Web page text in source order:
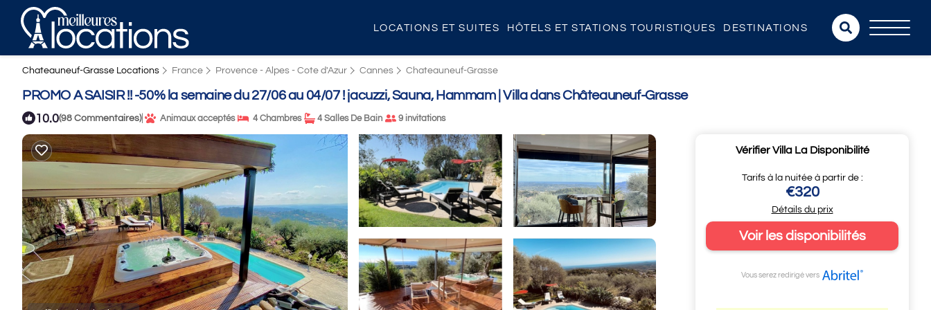
LOCATIONS ET SUITES HÔTELS ET STATIONS TOURISTIQUES DESTINATIONS
Chateauneuf-Grasse Locations France Provence - Alpes - Cote d'Azur Cannes Chateauneuf-Grasse
PROMO A SAISIR !! -50% la semaine du 27/06 au 04/07 ! jacuzzi, Sauna, Hammam | Villa dans Châteauneuf-Grasse
10.0(98 Commentaires)| Animaux acceptés 4 Chambres 4 Salles De Bain 9 invitations
Vérifier Villa La Disponibilité
Tarifs à la nuitée à partir de :
€320
Détails du prix
Voir les disponibilités
Vous serez redirigé vers